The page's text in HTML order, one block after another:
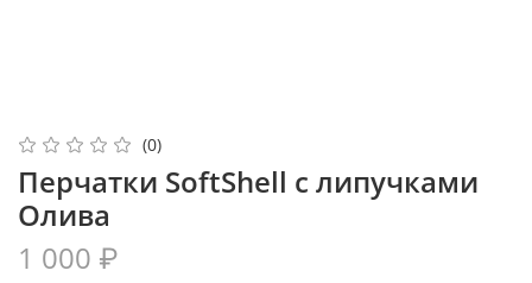
(0)
Перчатки SoftShell с липучками
Олива
1 000 ₽